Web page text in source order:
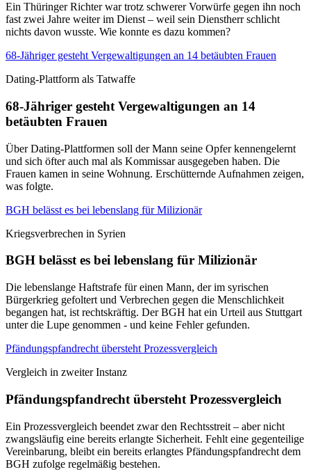
Ein Thüringer Richter war trotz schwerer Vorwürfe gegen ihn noch
fast zwei Jahre weiter im Dienst – weil sein Dienstherr schlicht
nichts davon wusste. Wie konnte es dazu kommen?
68-Jähriger gesteht Vergewaltigungen an 14 betäubten Frauen
Dating-Plattform als Tatwaffe
68-Jähriger gesteht Vergewaltigungen an 14
betäubten Frauen
Über Dating-Plattformen soll der Mann seine Opfer kennengelernt
und sich öfter auch mal als Kommissar ausgegeben haben. Die
Frauen kamen in seine Wohnung. Erschütternde Aufnahmen zeigen,
was folgte.
BGH belässt es bei lebenslang für Milizionär
Kriegsverbrechen in Syrien
BGH belässt es bei lebenslang für Milizionär
Die lebenslange Haftstrafe für einen Mann, der im syrischen
Bürgerkrieg gefoltert und Verbrechen gegen die Menschlichkeit
begangen hat, ist rechtskräftig. Der BGH hat ein Urteil aus Stuttgart
unter die Lupe genommen - und keine Fehler gefunden.
Pfändungspfandrecht übersteht Prozessvergleich
Vergleich in zweiter Instanz
Pfändungspfandrecht übersteht Prozessvergleich
Ein Prozessvergleich beendet zwar den Rechtsstreit – aber nicht
zwangsläufig eine bereits erlangte Sicherheit. Fehlt eine gegenteilige
Vereinbarung, bleibt ein bereits erlangtes Pfändungspfandrecht dem
BGH zufolge regelmäßig bestehen.